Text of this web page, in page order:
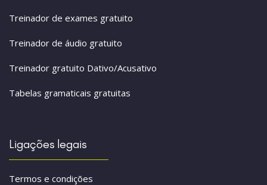
Treinador de exames gratuito
Treinador de áudio gratuito
Treinador gratuito Dativo/Acusativo
Tabelas gramaticais gratuitas
Ligações legais
Termos e condições